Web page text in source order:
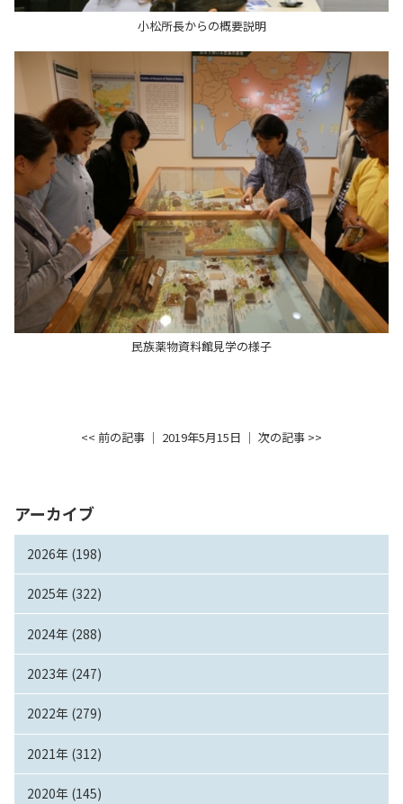
アーカイブ
2026年 (198)
2025年 (322)
2024年 (288)
2023年 (247)
2022年 (279)
2021年 (312)
2020年 (145)
小松所長からの概要説明
民族薬物資料館見学の様子
<< 前の記事 │ 2019年5月15日 │ 次の記事 >>